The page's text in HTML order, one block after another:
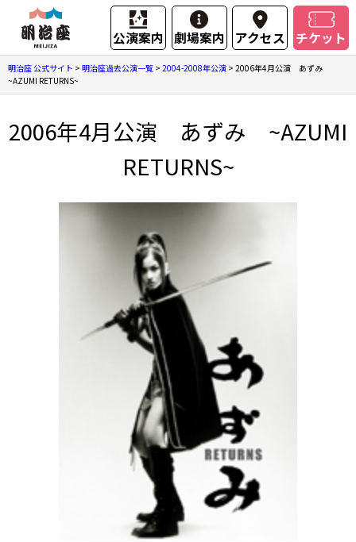
公演案内 劇場案内 アクセス チケット
明治座 公式サイト > 明治座過去公演一覧 > 2004-2008年公演 > 2006年4月公演 あずみ
~AZUMI RETURNS~
2006年4月公演 あずみ ~AZUMI
RETURNS~